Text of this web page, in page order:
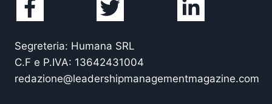
Segreteria: Humana SRL
C.F e P.IVA: 13642431004
redazione@leadershipmanagementmagazine.com